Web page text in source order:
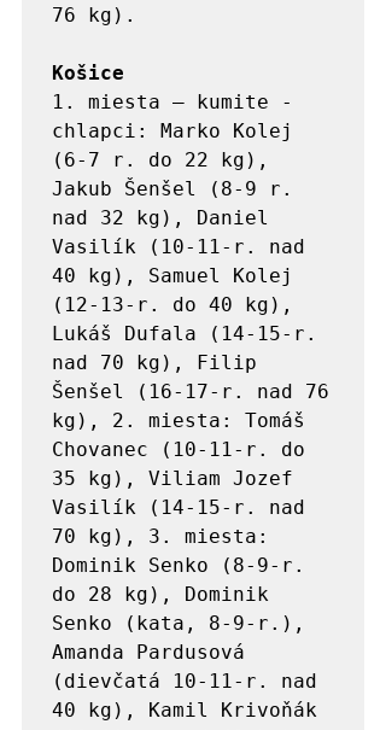
76 kg).
Košice
1. miesta – kumite -
chlapci: Marko Kolej
(6-7 r. do 22 kg),
Jakub Šenšel (8-9 r.
nad 32 kg), Daniel
Vasilík (10-11-r. nad
40 kg), Samuel Kolej
(12-13-r. do 40 kg),
Lukáš Dufala (14-15-r.
nad 70 kg), Filip
Šenšel (16-17-r. nad 76
kg), 2. miesta: Tomáš
Chovanec (10-11-r. do
35 kg), Viliam Jozef
Vasilík (14-15-r. nad
70 kg), 3. miesta:
Dominik Senko (8-9-r.
do 28 kg), Dominik
Senko (kata, 8-9-r.),
Amanda Pardusová
(dievčatá 10-11-r. nad
40 kg), Kamil Krivoňák